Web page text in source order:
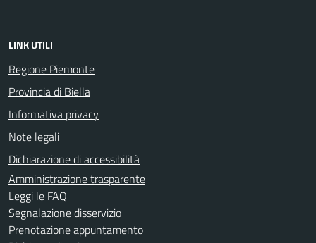
LINK UTILI
Regione Piemonte
Provincia di Biella
Informativa privacy
Note legali
Dichiarazione di accessibilità
Amministrazione trasparente
Leggi le FAQ
Segnalazione disservizio
Prenotazione appuntamento